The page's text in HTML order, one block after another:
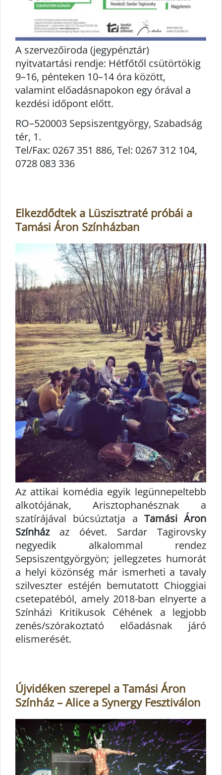
A szervezőiroda (jegypénztár)
nyitvatartási rendje: Hétfőtől csütörtökig
9–16, pénteken 10–14 óra között,
valamint előadásnapokon egy órával a
kezdési időpont előtt.
RO–520003 Sepsiszentgyörgy, Szabadság
tér, 1.
Tel/Fax: 0267 351 886, Tel: 0267 312 104,
0728 083 336
Elkezdődtek a Lüszisztraté próbái a
Tamási Áron Színházban
Az attikai komédia egyik legünnepeltebb
alkotójának, Arisztophanésznak a
szatírájával búcsúztatja a Tamási Áron
Színházaz óévet. Sardar Tagirovsky
negyedik alkalommal rendez
Sepsiszentgyörgyön; jellegzetes humorát
a helyi közönség már ismerheti a tavaly
szilveszter estéjén bemutatott Chioggiai
csetepatéból, amely 2018-ban elnyerte a
Színházi Kritikusok Céhének a legjobb
zenés/szórakoztató előadásnak járó
elismerését.
Újvidéken szerepel a Tamási Áron
Színház – Alice a Synergy Fesztiválon